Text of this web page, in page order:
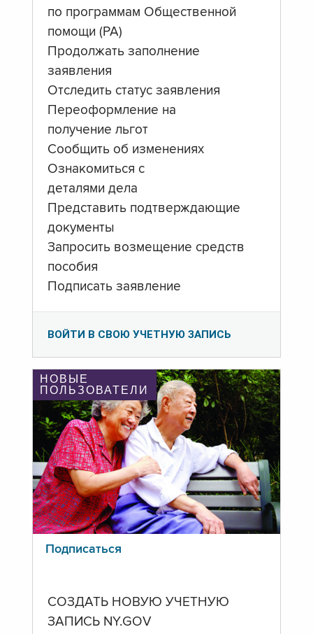
по программам Общественной
помощи (PA)
Продолжать заполнение
заявления
Отследить статус заявления
Переоформление на
получение льгот
Сообщить об изменениях
Ознакомиться с
деталями дела
Представить подтверждающие
документы
Запросить возмещение средств
пособия
Подписать заявление
ВОЙТИ В СВОЮ УЧЕТНУЮ ЗАПИСЬ
НОВЫЕ
ПОЛЬЗОВАТЕЛИ
Подписаться
СОЗДАТЬ НОВУЮ УЧЕТНУЮ
ЗАПИСЬ NY.GOV